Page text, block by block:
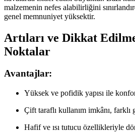
malzemenin nefes alabilirliğini
genel memnuniyet yüksektir.
Artıları ve Dikkat
Noktalar
Avantajlar:
Yüksek ve pofidik yapısı ile
Çift taraflı kullanım imkânı, farklı
Hafif ve ısı tutucu özellikleriyle